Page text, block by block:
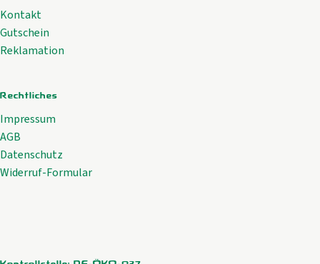
Kontakt
Gutschein
Reklamation
Rechtliches
Impressum
AGB
Datenschutz
Widerruf-Formular